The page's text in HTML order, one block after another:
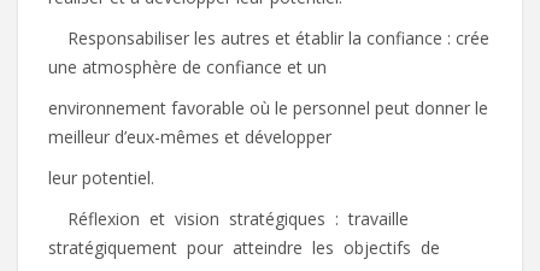
 Responsabiliser les autres et établir la confiance : crée
une atmosphère de confiance et un
environnement favorable où le personnel peut donner le
meilleur d’eux-mêmes et développer
leur potentiel.
 Réflexion et vision stratégiques : travaille
stratégiquement pour atteindre les objectifs de